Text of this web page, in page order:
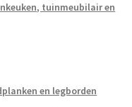
tuinmeubilair en
en legborden